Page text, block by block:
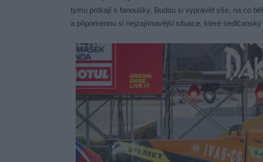
týmu potkají s fanoušky. Budou si vyprávět vše, na co
a připomenou si nejzajímavější situace, které